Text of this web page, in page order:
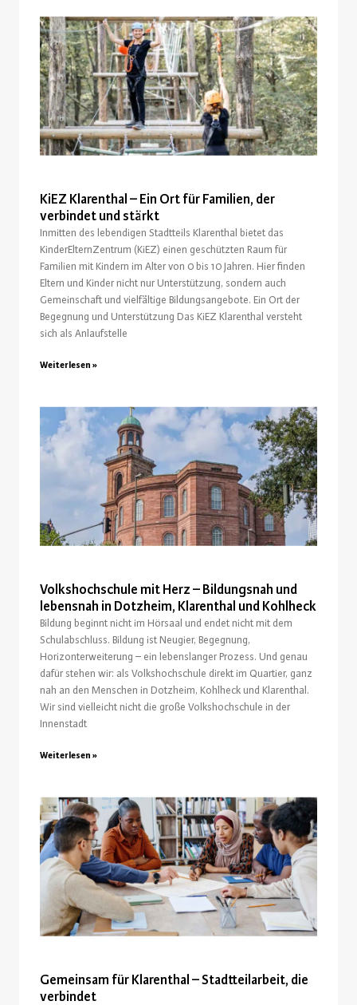
KiEZ Klarenthal – Ein Ort für Familien, der
verbindet und stärkt
Inmitten des lebendigen Stadtteils Klarenthal bietet das
KinderElternZentrum (KiEZ) einen geschützten Raum für
Familien mit Kindern im Alter von 0 bis 10 Jahren. Hier finden
Eltern und Kinder nicht nur Unterstützung, sondern auch
Gemeinschaft und vielfältige Bildungsangebote. Ein Ort der
Begegnung und Unterstützung Das KiEZ Klarenthal versteht
sich als Anlaufstelle
Weiterlesen »
Volkshochschule mit Herz – Bildungsnah und
lebensnah in Dotzheim, Klarenthal und Kohlheck
Bildung beginnt nicht im Hörsaal und endet nicht mit dem
Schulabschluss. Bildung ist Neugier, Begegnung,
Horizonterweiterung – ein lebenslanger Prozess. Und genau
dafür stehen wir: als Volkshochschule direkt im Quartier, ganz
nah an den Menschen in Dotzheim, Kohlheck und Klarenthal.
Wir sind vielleicht nicht die große Volkshochschule in der
Innenstadt
Weiterlesen »
Gemeinsam für Klarenthal – Stadtteilarbeit, die
verbindet